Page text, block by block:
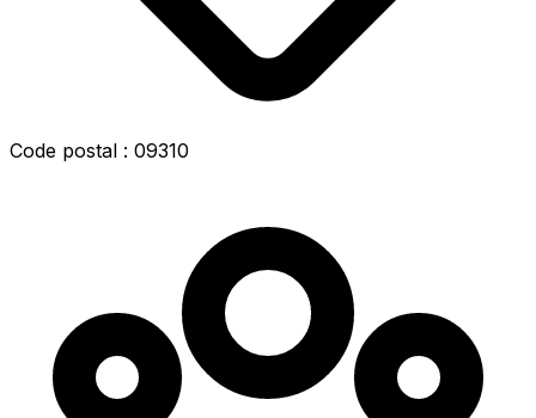
Code postal : 09310